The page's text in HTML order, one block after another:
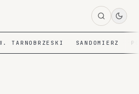
TARNOBRZESKI SANDOMIERZ